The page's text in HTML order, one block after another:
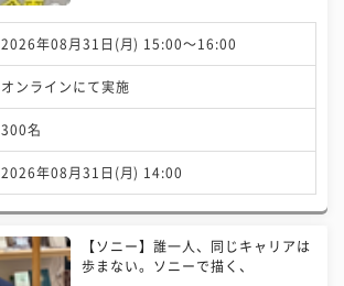
2026年08月31日(月) 15:00〜16:00
オンラインにて実施
300名
2026年08月31日(月) 14:00
【ソニー】誰一人、同じキャリアは
歩まない。ソニーで描く、